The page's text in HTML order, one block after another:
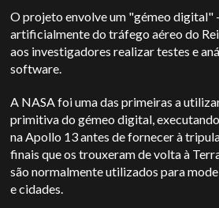
O projeto envolve um "gémeo digital"
artificialmente do tráfego aéreo do
aos investigadores realizar testes e
software.
A NASA foi uma das primeiras a
primitiva do gémeo digital,
na Apollo 13 antes de fornecer à
finais que os trouxeram de volta à
são normalmente utilizados para
e cidades.